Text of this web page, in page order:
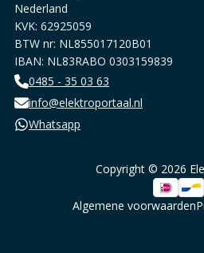
Nederland
KVK: 62925059
BTW nr: NL855017120B01
IBAN: NL83RABO 0303159839
0485 - 35 03 63
info@elektroportaal.nl
Whatsapp
Copyright © 2026
Algemene voorwaarden